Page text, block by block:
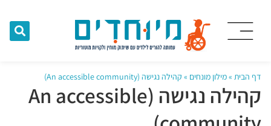
דף הבית »מילון מונחים » קהילה נגישה (An accessible community)
קהילה נגישה (An accessible